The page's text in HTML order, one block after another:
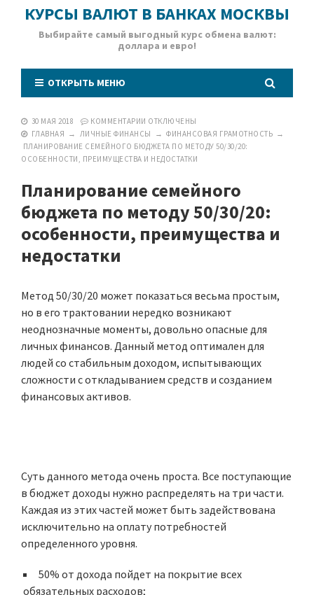
КУРСЫ ВАЛЮТ В БАНКАХ МОСКВЫ
Выбирайте самый выгодный курс обмена валют:
доллара и евро!
ОТКРЫТЬ МЕНЮ
30 МАЯ 2018 КОММЕНТАРИИ ОТКЛЮЧЕНЫ
ГЛАВНАЯ → ЛИЧНЫЕ ФИНАНСЫ → ФИНАНСОВАЯ ГРАМОТНОСТЬ →
ПЛАНИРОВАНИЕ СЕМЕЙНОГО БЮДЖЕТА ПО МЕТОДУ 50/30/20:
ОСОБЕННОСТИ, ПРЕИМУЩЕСТВА И НЕДОСТАТКИ
Планирование семейного
бюджета по методу 50/30/20:
особенности, преимущества и
недостатки
Метод 50/30/20 может показаться весьма простым,
но в его трактовании нередко возникают
неоднозначные моменты, довольно опасные для
личных финансов. Данный метод оптимален для
людей со стабильным доходом, испытывающих
сложности с откладыванием средств и созданием
финансовых активов.
Суть данного метода очень проста. Все поступающие
в бюджет доходы нужно распределять на три части.
Каждая из этих частей может быть задействована
исключительно на оплату потребностей
определенного уровня.
50% от дохода пойдет на покрытие всех
обязательных расходов;